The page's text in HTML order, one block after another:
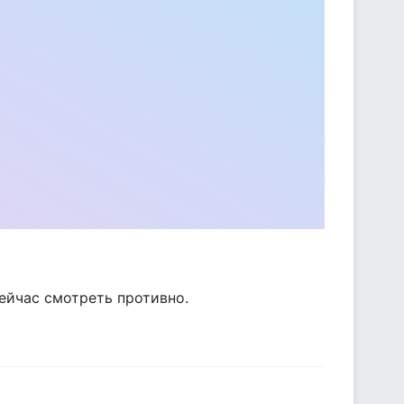
смотреть противно.